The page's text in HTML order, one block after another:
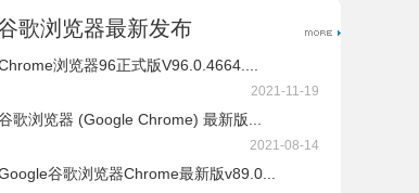
歌浏览器最新发布
浏览器96正式版V96.0.4664....
2021-11-19
歌浏览器 (Google Chrome) 最新版...
2021-08-14
谷歌浏览器Chrome最新版v89.0...